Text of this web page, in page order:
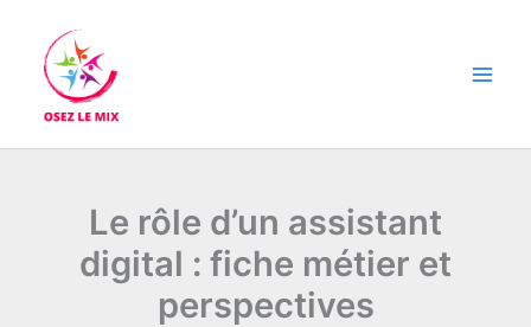
contenu
Le rôle d’un assistant
digital : fiche métier et
perspectives